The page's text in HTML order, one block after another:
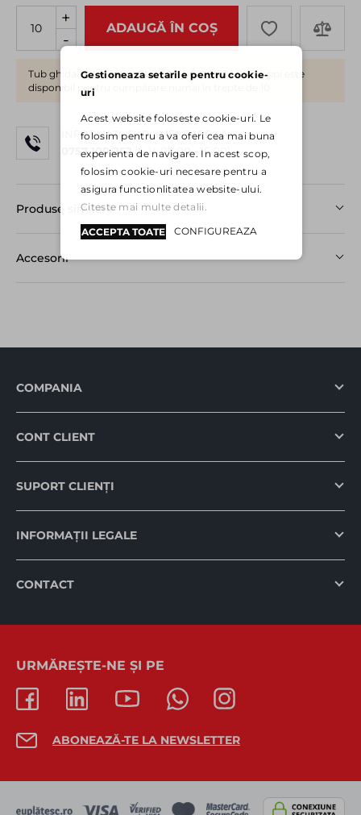
+
-
ADAUGĂ ÎN COȘ
Tub ghidare derulator OUT 1.2/64 OG METAL Kemppi este
disponibil pentru cumpărare numai în trepte de 10
INFORMAȚII SUPLIMENTARE LA:
0757 100 252 (L-V: 08:00 - 16:00)
Produse similare
Accesorii
COMPANIA
CONT CLIENT
SUPORT CLIENȚI
INFORMAȚII LEGALE
CONTACT
URMĂREȘTE-NE ȘI PE
ABONEAZĂ-TE LA NEWSLETTER
Gestioneaza setarile pentru cookie-
uri
Acest website foloseste cookie-uri. Le
folosim pentru a va oferi cea mai buna
experienta de navigare. In acest scop,
folosim cookie-uri necesare pentru a
asigura functionlitatea website-ului.
Citeste mai multe detalii.
ACCEPTA TOATE CONFIGUREAZA